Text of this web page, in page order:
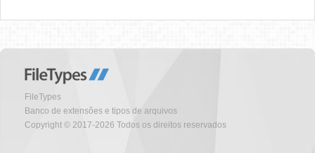
FileTypes
Banco de extensões e tipos de arquivos
Copyright © 2017-2026 Todos os direitos reservados